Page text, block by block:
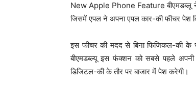
New Apple Phone Feature बीएमडब्लू ने
जिसमें एपल ने अपना एपल कार-की फीचर पेश
इस फीचर की मदद से बिना फिजिकल-की के
बीएमडब्ल्यू इस फंक्शन को सबसे पहले अपनी
डिजिटल-की के तौर पर बाजार में पेश करेगी।